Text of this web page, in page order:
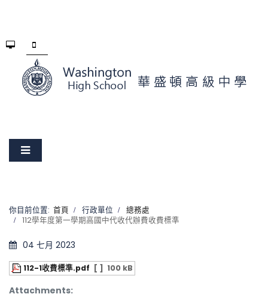
你目前位置: 首頁 行政單位
總務處
112學年度第一學期高國中代收代辦費收費標準
04 七月 2023
Attachments:
112-1收費標準.pdf [ ] 100 kB